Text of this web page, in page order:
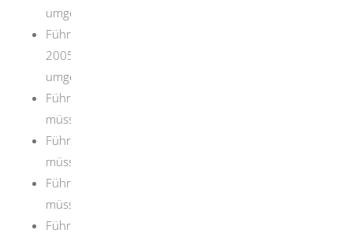
umgetauscht werden.
Führerscheine mit Ausstellungsdatum in den Jahren
2005 bis 2007 müssen bis 19. Januar 2028
umgetauscht werden.
Führerscheine mit Ausstellungsdatum im Jahr 2008
müssen bis 19. Januar 2029 umgetauscht werden.
Führerscheine mit Ausstellungsdatum im Jahr 2009
müssen bis 19. Januar 2030 umgetauscht werden.
Führerscheine mit Ausstellungsdatum im Jahr 2010
müssen bis 19. Januar 2031 umgetauscht werden.
Führerscheine mit Ausstellungsdatum im Jahr 2011